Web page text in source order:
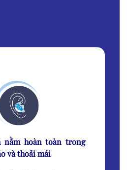
của chúng tôi được tích
hoàn toàn trong
và thoải mái